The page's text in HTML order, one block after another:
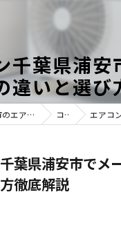
千葉県浦安
違いと選び
千葉県浦安市のエアコンならエアデンPro コラム エアコン千葉県
葉県浦安市でメ
徹底解説